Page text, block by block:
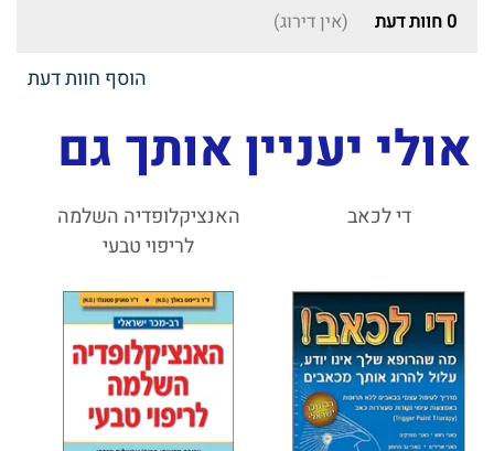
0 חוות דעת (אין דירוג)
הוסף חוות דעת
אולי יעניין אותך גם
די לכאב
האנציקלופדיה השלמה
לריפוי טבעי